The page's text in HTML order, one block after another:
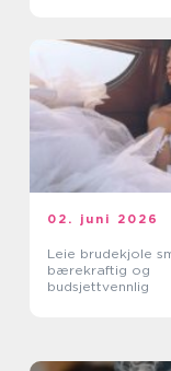
02. juni 2026
Leie brudekjole smart,
bærekraftig og
budsjettvennlig